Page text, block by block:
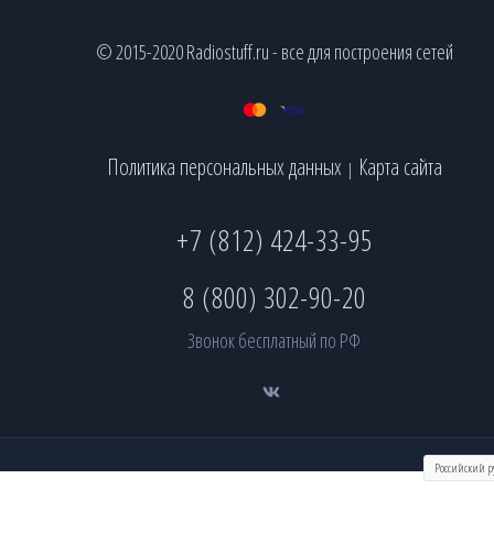
© 2015-2020 Radiostuff.ru - все для построения сетей
Политика персональных данных | Карта сайта
+7 (812) 424-33-95
8 (800) 302-90-20
Звонок бесплатный по РФ